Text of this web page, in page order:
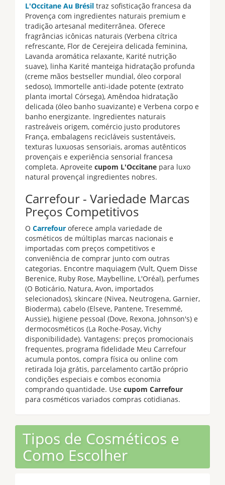
L'Occitane Au Brésil traz sofisticação francesa da
Provença com ingredientes naturais premium e
tradição artesanal mediterrânea. Oferece
fragrâncias icônicas naturais (Verbena cítrica
refrescante, Flor de Cerejeira delicada feminina,
Lavanda aromática relaxante, Karité nutrição
suave), linha Karité manteiga hidratação profunda
(creme mãos bestseller mundial, óleo corporal
sedoso), Immortelle anti-idade potente (extrato
planta imortal Córsega), Amêndoa hidratação
delicada (óleo banho suavizante) e Verbena corpo e
banho energizante. Ingredientes naturais
rastreáveis origem, comércio justo produtores
França, embalagens recicláveis sustentáveis,
texturas luxuosas sensoriais, aromas autênticos
provençais e experiência sensorial francesa
completa. Aproveite cupom L'Occitane para luxo
natural provençal ingredientes nobres.
Carrefour - Variedade Marcas
Preços Competitivos
O Carrefour oferece ampla variedade de
cosméticos de múltiplas marcas nacionais e
importadas com preços competitivos e
conveniência de comprar junto com outras
categorias. Encontre maquiagem (Vult, Quem Disse
Berenice, Ruby Rose, Maybelline, L'Oréal), perfumes
(O Boticário, Natura, Avon, importados
selecionados), skincare (Nivea, Neutrogena, Garnier,
Bioderma), cabelo (Elseve, Pantene, Tresemmé,
Aussie), higiene pessoal (Dove, Rexona, Johnson's) e
dermocosméticos (La Roche-Posay, Vichy
disponibilidade). Vantagens: preços promocionais
frequentes, programa fidelidade Meu Carrefour
acumula pontos, compra física ou online com
retirada loja grátis, parcelamento cartão próprio
condições especiais e combos economia
comprando quantidade. Use cupom Carrefour
para cosméticos variados compras cotidianas.
Tipos de Cosméticos e
Como Escolher